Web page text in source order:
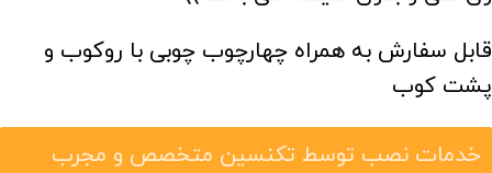
قابل سفارش به همراه چهارچوب چوبی با روکوب و
پشت کوب
خدمات نصب توسط تکنسین متخصص و مجرب